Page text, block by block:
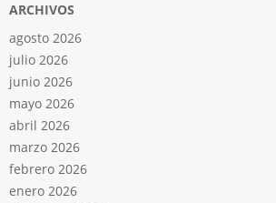
ARCHIVOS
agosto 2026
julio 2026
junio 2026
mayo 2026
abril 2026
marzo 2026
febrero 2026
enero 2026